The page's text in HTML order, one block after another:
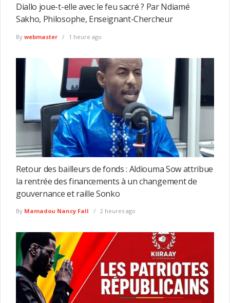
Diallo joue-t-elle avec le feu sacré ? Par Ndiamé
Sakho, Philosophe, Enseignant-Chercheur
By webmaster 1 heure ago
Retour des bailleurs de fonds : Aldiouma Sow attribue
la rentrée des financements à un changement de
gouvernance et raille Sonko
By Mamadou Nancy Fall 2 heures ago